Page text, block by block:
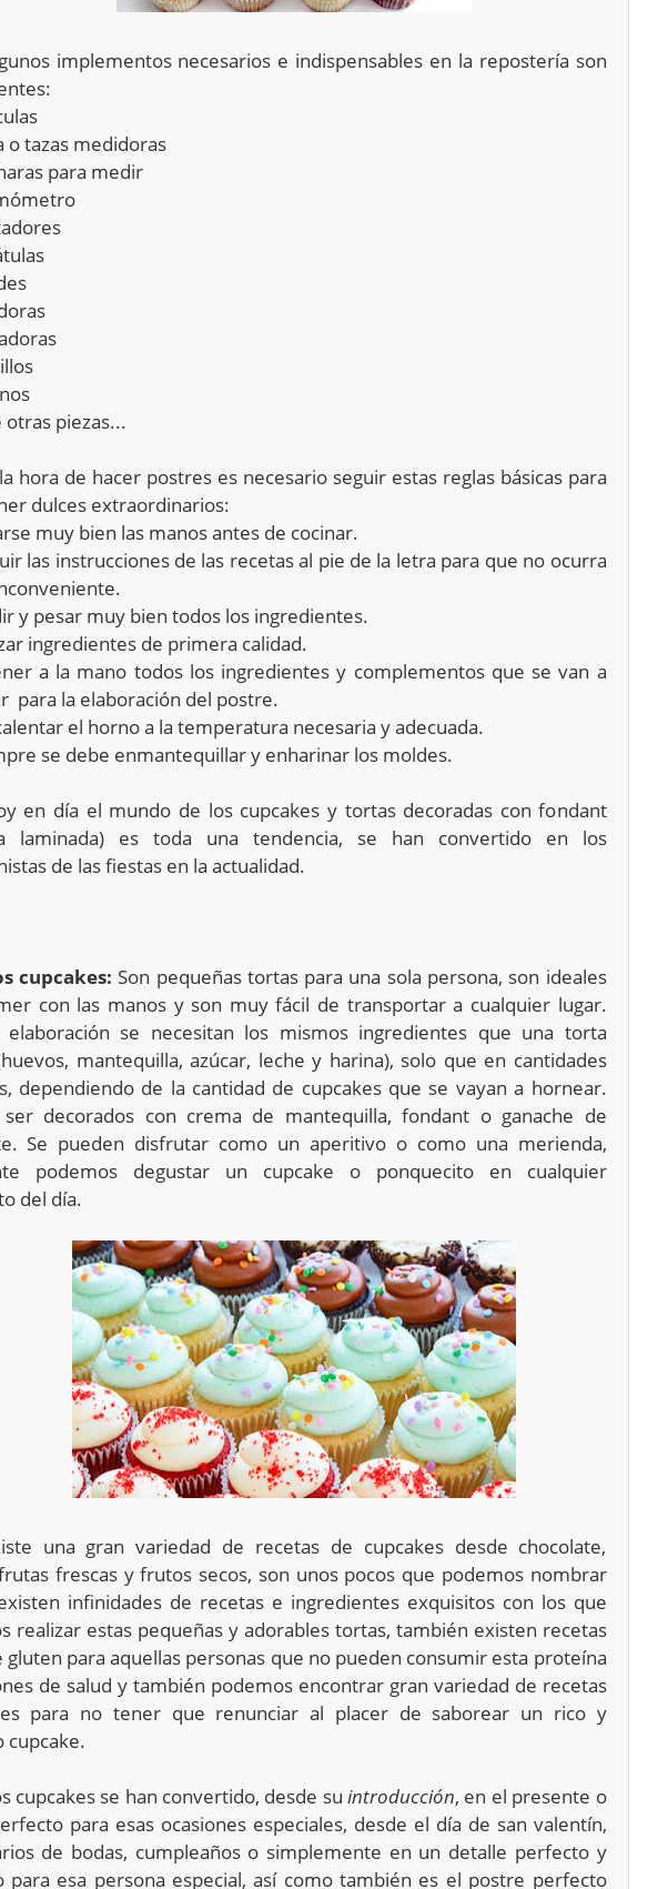
implementos necesarios e indispensables en la repostería son
o tazas medidoras
para medir
otras piezas...
hora de hacer postres es necesario seguir estas reglas básicas para
dulces extraordinarios:
muy bien las manos antes de cocinar.
las instrucciones de las recetas al pie de la letra para que no ocurra
y pesar muy bien todos los ingredientes.
ingredientes de primera calidad.
a la mano todos los ingredientes y complementos que se van a
para la elaboración del postre.
el horno a la temperatura necesaria y adecuada.
se debe enmantequillar y enharinar los moldes.
en día el mundo de los cupcakes y tortas decoradas con fondant
laminada) es toda una tendencia, se han convertido en los
de las fiestas en la actualidad.
cupcakes: Son pequeñas tortas para una sola persona, son ideales
con las manos y son muy fácil de transportar a cualquier lugar.
elaboración se necesitan los mismos ingredientes que una torta
mantequilla, azúcar, leche y harina), solo que en cantidades
dependiendo de la cantidad de cupcakes que se vayan a hornear.
ser decorados con crema de mantequilla, fondant o ganache de
Se pueden disfrutar como un aperitivo o como una merienda,
podemos degustar un cupcake o ponquecito en cualquier
del día.
una gran variedad de recetas de cupcakes desde chocolate,
frescas y frutos secos, son unos pocos que podemos nombrar
infinidades de recetas e ingredientes exquisitos con los que
realizar estas pequeñas y adorables tortas, también existen recetas
gluten para aquellas personas que no pueden consumir esta proteína
de salud y también podemos encontrar gran variedad de recetas
para no tener que renunciar al placer de saborear un rico y
cupcake.
cupcakes se han convertido, desde suintroducción, en el presente o
para esas ocasiones especiales, desde el día de san valentín,
de bodas, cumpleaños o simplemente en un detalle perfecto y
para esa persona especial, así como también es el postre perfecto